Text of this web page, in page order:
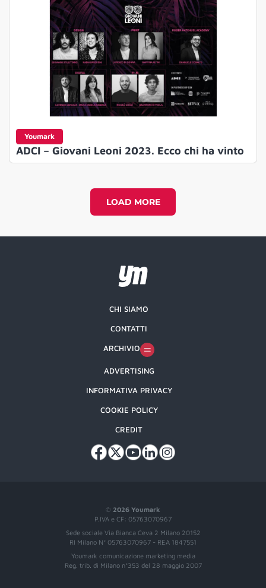
Youmark
ADCI – Giovani Leoni 2023. Ecco chi ha vinto
LOAD MORE
© 2026 Youmark
P.IVA e CF: 05763070967
Sede sociale Via Bianca Ceva 2 Milano 20152
RI Milano N° 05763070967 - REA 1847551
Youmark comunicazione marketing media
Reg. trib. di Milano n°353 del 28 maggio 2007
CHI SIAMO
CONTATTI
ARCHIVIO
ADVERTISING
INFORMATIVA PRIVACY
COOKIE POLICY
CREDIT